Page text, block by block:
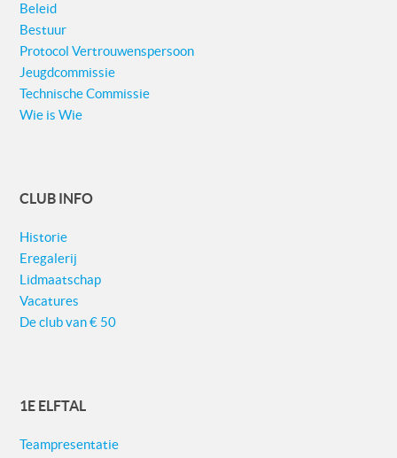
Beleid
Bestuur
Protocol Vertrouwenspersoon
Jeugdcommissie
Technische Commissie
Wie is Wie
CLUB INFO
Historie
Eregalerij
Lidmaatschap
Vacatures
De club van € 50
1E ELFTAL
Teampresentatie